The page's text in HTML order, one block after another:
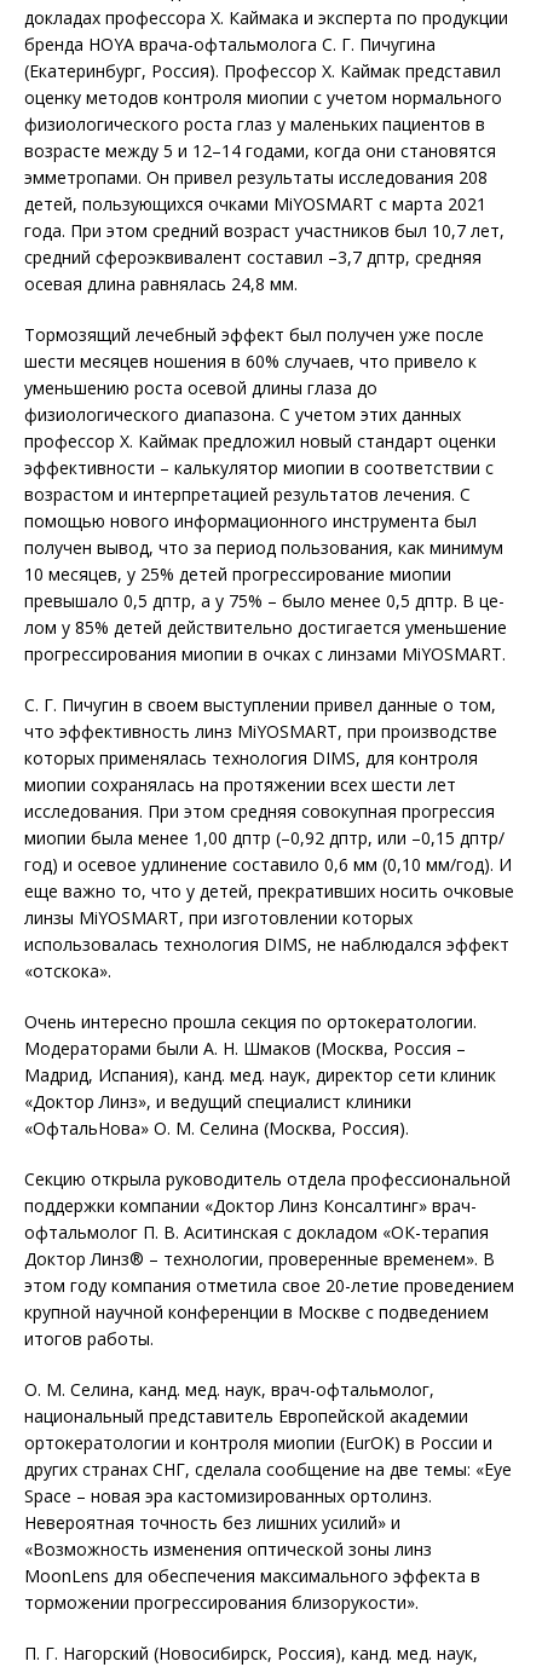
докладах профессора Х. Каймака и эксперта по продукции
бренда HOYA врача-офтальмолога С. Г. Пичугина
(Екатеринбург, Россия). Профессор Х. Каймак представил
оценку методов контроля миопии с учетом нормального
физиологического роста глаз у маленьких пациентов в
возрасте между 5 и 12–14 годами, когда они становятся
эмметропами. Он привел результаты исследования 208
детей, пользующихся очками MiYOSMART с марта 2021
года. При этом средний возраст участников был 10,7 лет,
средний сфероэквивалент составил –3,7 дптр, средняя
осевая длина равнялась 24,8 мм.
Тормозящий лечебный эффект был получен уже после
шести месяцев ношения в 60% случаев, что при­­вело к
уменьшению роста осевой длины глаза до
физиологического диапазона. С учетом этих данных
профессор Х. Каймак предложил новый стандарт оценки
эффективности – калькулятор миопии в соответствии с
возрастом и интерпретацией результатов лечения. С
помощью нового информационного инструмента был
получен вывод, что за период пользования, как минимум
10 месяцев, у 25% детей прогрессирование миопии
превышало 0,5 дптр, а у 75% – было менее 0,5 дптр. В це­
лом у 85% детей действительно достигается уменьшение
прогрессирования миопии в очках с линзами MiYOSMART.
С. Г. Пичугин в своем выступлении привел данные о том,
что эффективность линз MiYOSMART, при производстве
которых применялась технология DIMS, для контроля
миопии сохранялась на протяжении всех шести лет
исследования. При этом средняя совокупная прогрессия
миопии была менее 1,00 дптр (–0,92 дптр, или –0,15 дптр/
год) и осевое удлинение составило 0,6 мм (0,10 мм/год). И
еще важно то, что у детей, прекративших носить очковые
линзы MiYOSMART, при изготовлении которых
использовалась технология DIMS, не наблюдался эффект
«отскока».
Очень интересно прошла секция по ортокератологии.
Модераторами были А. Н. Шмаков (Москва, Россия –
Мадрид, Испания), канд. мед. наук, директор сети клиник
«Доктор Линз», и ведущий специалист клиники
«ОфтальНова» О. М. Селина (Москва, Россия).
Секцию открыла руководитель отдела профессиональной
поддер­жки компании «Доктор Линз Консалтинг» врач-
офтальмолог П. В. Аситинская с докладом «ОК-терапия
Доктор Линз® – технологии, проверенные временем». В
этом году компания отметила свое 20-летие проведением
крупной научной конференции в Москве с подведением
итогов работы.
О. М. Селина, канд. мед. наук, врач-офтальмолог,
национальный представитель Европейской академии
ортокератологии и контроля миопии (EurOK) в России и
других странах СНГ, сделала сообщение на две темы: «Eye
Space – новая эра кастомизированных ортолинз.
Невероятная точность без лишних усилий» и
«Возможность изменения оптической зоны линз
MoonLens для обеспечения максимального эффекта в
торможении прогрессирования близорукости».
П. Г. Нагорский (Новосибирск, Россия), канд. мед. наук,